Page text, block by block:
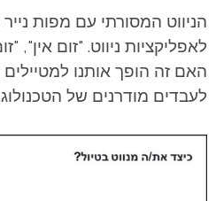
הניווט המסורתי עם מפות
לאפליקציות ניווט. "זום אין",
האם זה הופך אותנו
לעבדים מודרנים של